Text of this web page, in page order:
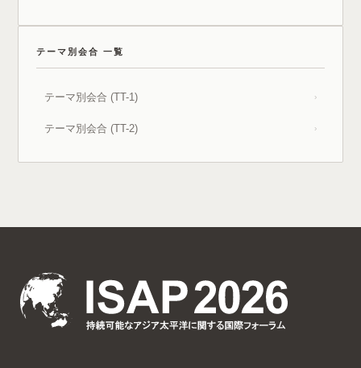
テーマ別会合 一覧
テーマ別会合 (TT-1) ›
テーマ別会合 (TT-2) ›